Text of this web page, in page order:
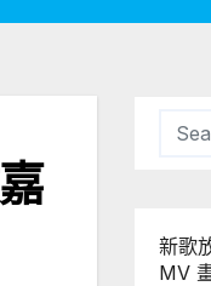
新歌
MV